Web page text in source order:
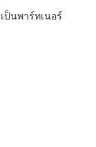
เป็นพาร์ทเนอร์